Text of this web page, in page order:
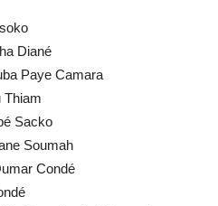
Diané
Paye Camara
Thiam
Sacko
Soumah
Condé